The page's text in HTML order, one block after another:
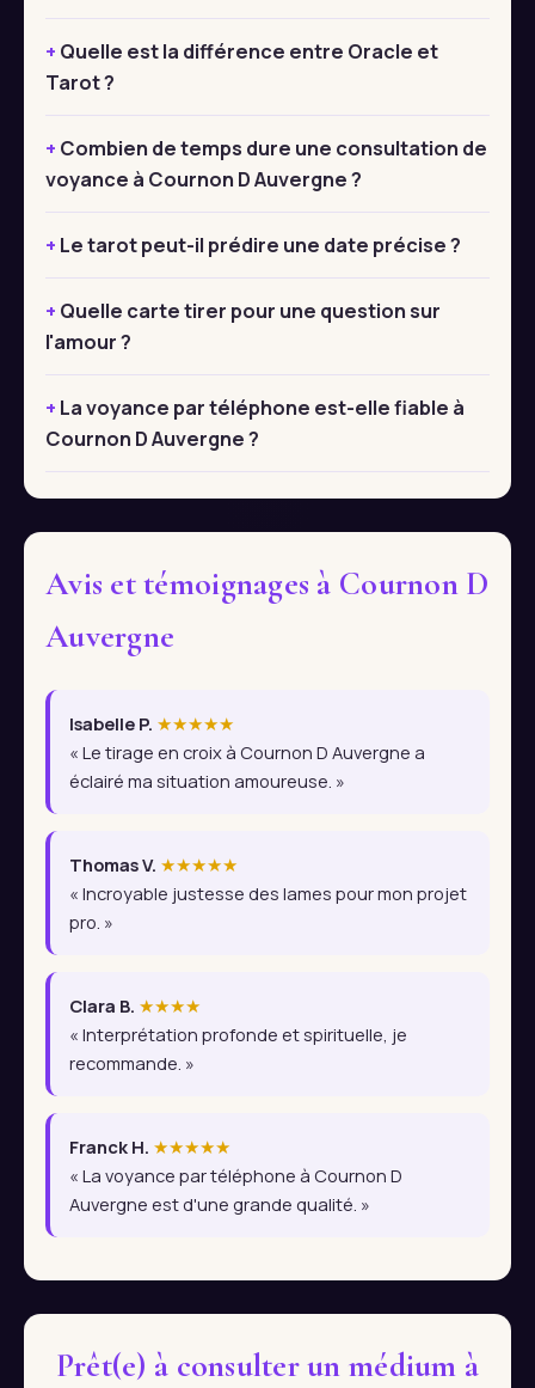
Quelle est la différence entre Oracle et
Tarot ?
Combien de temps dure une consultation de
voyance à Cournon D Auvergne ?
Le tarot peut-il prédire une date précise ?
Quelle carte tirer pour une question sur
l'amour ?
La voyance par téléphone est-elle fiable à
Cournon D Auvergne ?
Avis et témoignages à Cournon D
Auvergne
Isabelle P. ★★★★★
« Le tirage en croix à Cournon D Auvergne a
éclairé ma situation amoureuse. »
Thomas V. ★★★★★
« Incroyable justesse des lames pour mon projet
pro. »
Clara B. ★★★★
« Interprétation profonde et spirituelle, je
recommande. »
Franck H. ★★★★★
« La voyance par téléphone à Cournon D
Auvergne est d'une grande qualité. »
Prêt(e) à consulter un médium à